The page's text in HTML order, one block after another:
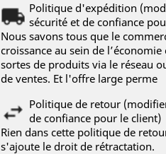
Politique d'expédition
sécurité et de confiance
Nous savons tous que le
croissance au sein de
sortes de produits via le réseau
de ventes. Et l'offre large perme
Politique de retour
de confiance pour le client)
Rien dans cette politique de
s'ajoute le droit de rétractation.